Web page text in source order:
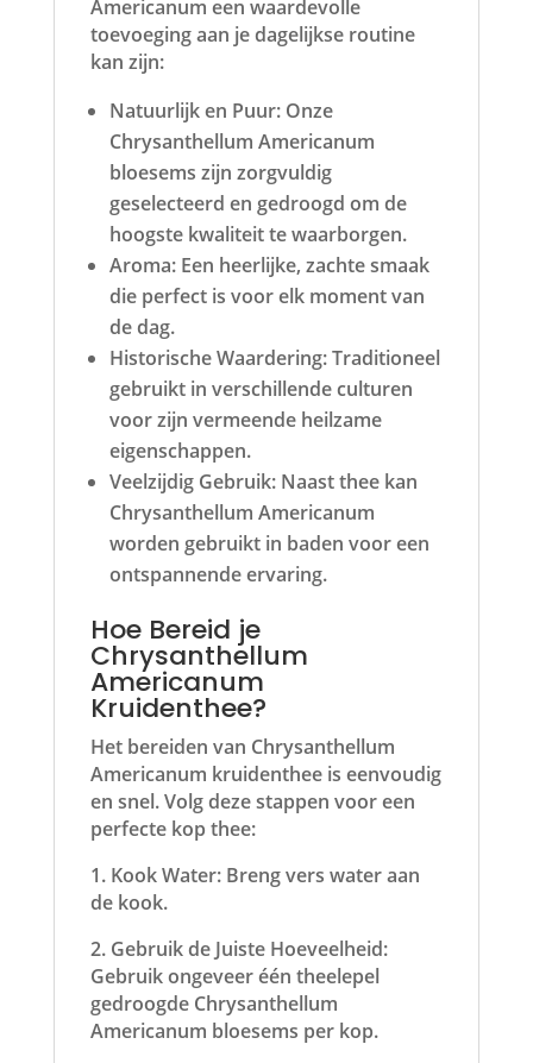
Americanum een waardevolle
toevoeging aan je dagelijkse routine
kan zijn:
Natuurlijk en Puur: Onze
Chrysanthellum Americanum
bloesems zijn zorgvuldig
geselecteerd en gedroogd om de
hoogste kwaliteit te waarborgen.
Aroma: Een heerlijke, zachte smaak
die perfect is voor elk moment van
de dag.
Historische Waardering: Traditioneel
gebruikt in verschillende culturen
voor zijn vermeende heilzame
eigenschappen.
Veelzijdig Gebruik: Naast thee kan
Chrysanthellum Americanum
worden gebruikt in baden voor een
ontspannende ervaring.
Hoe Bereid je
Chrysanthellum
Americanum
Kruidenthee?
Het bereiden van Chrysanthellum
Americanum kruidenthee is eenvoudig
en snel. Volg deze stappen voor een
perfecte kop thee:
1. Kook Water: Breng vers water aan
de kook.
2. Gebruik de Juiste Hoeveelheid:
Gebruik ongeveer één theelepel
gedroogde Chrysanthellum
Americanum bloesems per kop.